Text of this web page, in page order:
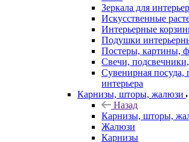
Зеркала для
Искусственные
Интерьерные
Подушки
Постеры, картины,
Свечи,
Сувенирная посуда,
интерьера
Карнизы, шторы, жалюзи
Назад
Карнизы, шторы,
Жалюзи
Карнизы